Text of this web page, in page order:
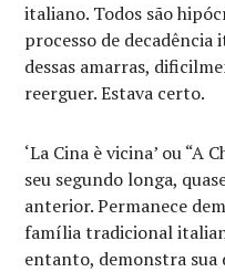
italiano. Todos são
processo de decadência
dessas amarras,
reerguer. Estava certo.
‘La Cina è vicina’ ou “A
seu segundo longa,
anterior. Permanece
família tradicional
entanto, demonstra sua